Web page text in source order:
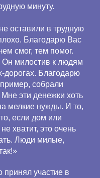
минуту.
оставили в трудную
Благодарю Вас
смог, тем помог.
Он милостив к людям
дорогах. Благодарю
собрали
эти денежки хоть
мелкие нужды. И то,
если дом или
хватит, это очень
Люди милые,
принял участие в